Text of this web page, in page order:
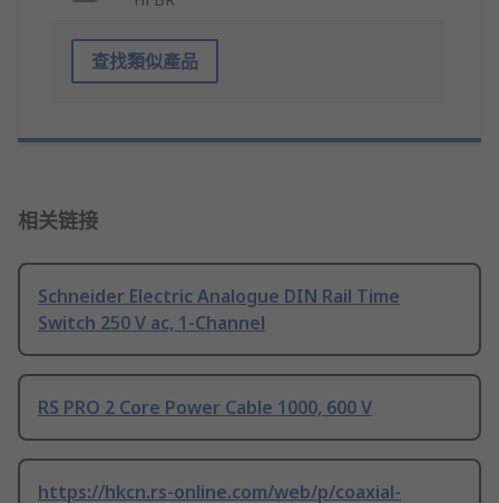
查找類似產品
相关链接
Schneider Electric Analogue DIN Rail Time
Switch 250 V ac, 1-Channel
RS PRO 2 Core Power Cable 1000, 600 V
https://hkcn.rs-online.com/web/p/coaxial-